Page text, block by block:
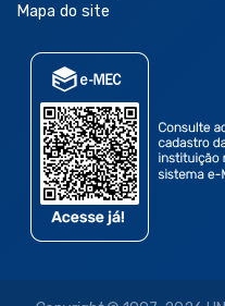
Mapa do site